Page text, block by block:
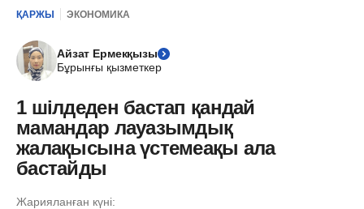
ҚАРЖЫ ЭКОНОМИКА
Айзат Ермекқызы
Бұрынғы қызметкер
1 шілдеден бастап қандай
мамандар лауазымдық
жалақысына үстемеақы ала
бастайды
Жарияланған күні: